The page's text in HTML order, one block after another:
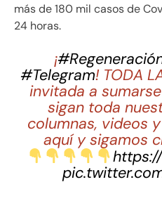
más de 180 mil casos de
24 horas.
¡
#Telegram! TODA
invitada a
sigan toda
columnas, videos
aquí y sigamos